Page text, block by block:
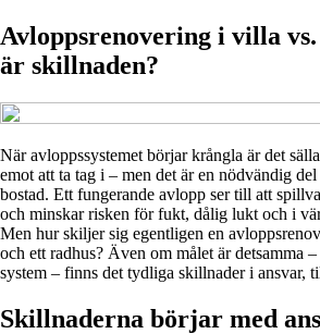
Avloppsrenovering i villa
är skillnaden?
När avloppssystemet börjar krångla är det
emot att ta tag i – men det är en nödvändig
bostad. Ett fungerande avlopp ser till att
och minskar risken för fukt, dålig lukt och i
Men hur skiljer sig egentligen en
och ett radhus? Även om målet är detsamma
system – finns det tydliga skillnader i ansvar,
Skillnaderna börjar med